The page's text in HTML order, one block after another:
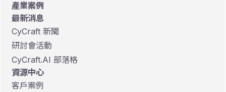
產業案例
最新消息
CyCraft 新聞
研討會活動
CyCraft.AI 部落格
資源中心
客戶案例